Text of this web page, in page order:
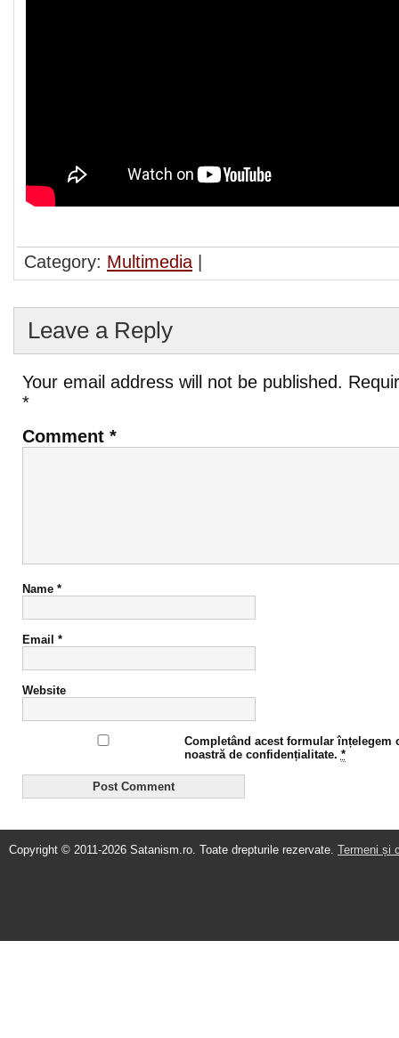
Category: Multimedia
Leave a Reply
Your email address will not be published.
*
Comment *
Name *
Email *
Website
Completând acest formular înțelegem
noastră de confidențialitate. *
Copyright © 2011-2026 Satanism.ro. Toate drepturile rezervate. Termeni și